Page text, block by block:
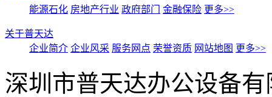
能源石化 房地产行业 政府部门 金融保险 更多>>
关于普天达
企业简介 企业风采 服务网点 荣誉资质 网站地图 更多>>
深圳市普天达办公设备